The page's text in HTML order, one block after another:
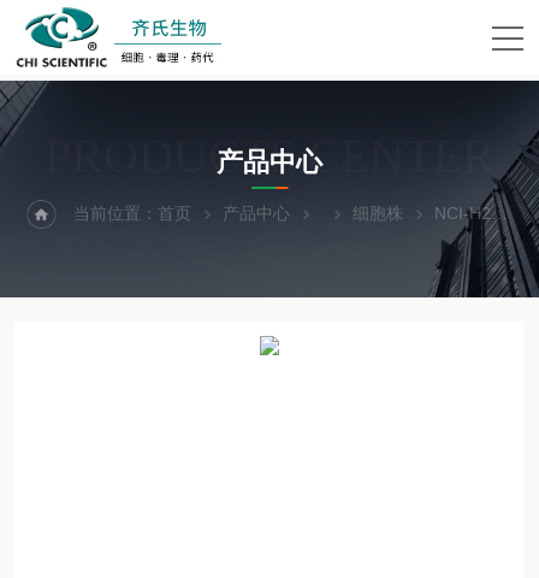
PRODUCTS CENTER
产品中心
当前位置：首页 产品中心 细胞株 NCI-H2347人非小细胞肺